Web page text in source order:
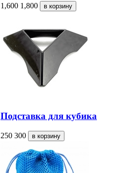
1,600 1,800
Подставка для кубика
250 300